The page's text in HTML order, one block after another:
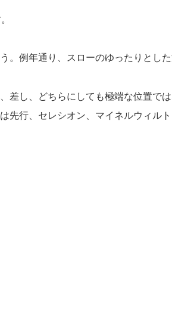
。例年通り、スローのゆったりとした
差し、どちらにしても極端な位置で
先行、セレシオン、マイネルウィル